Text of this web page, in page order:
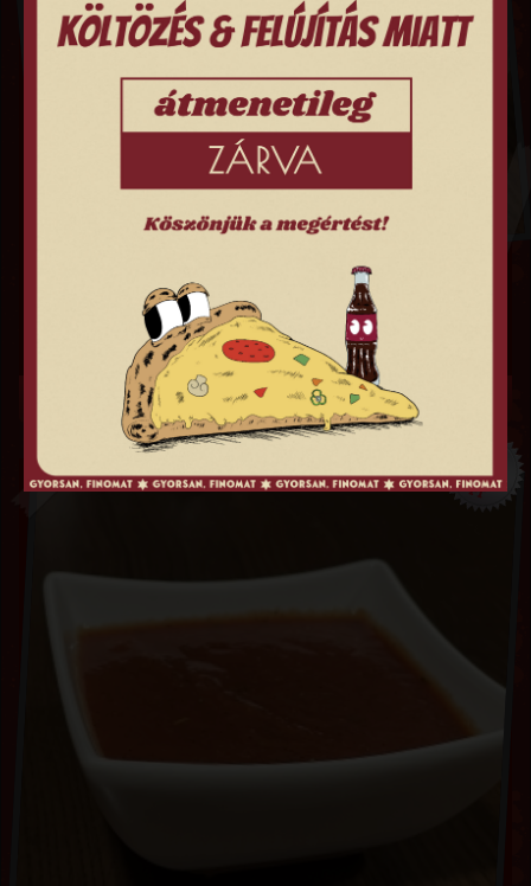
TZATZIKI SZÓSZ
250
FT